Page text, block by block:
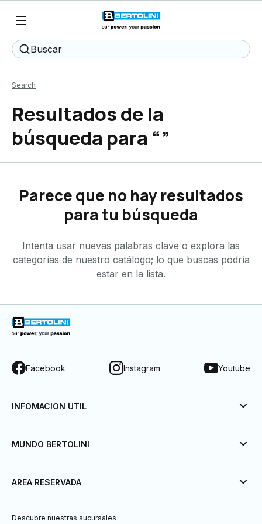
Buscar
Search
Resultados de la
búsqueda para “”
Parece que no hay resultados
para tu búsqueda
Intenta usar nuevas palabras clave o explora las
categorías de nuestro catálogo; lo que buscas podría
estar en la lista.
Facebook Instagram Youtube
INFOMACION UTIL
MUNDO BERTOLINI
AREA RESERVADA
Descubre nuestras sucursales